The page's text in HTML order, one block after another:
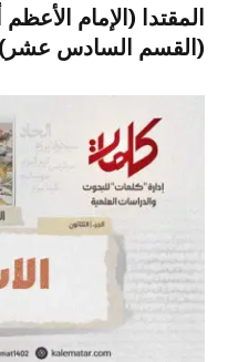
المقتدا (الإمام
(القسم السادس عشر)